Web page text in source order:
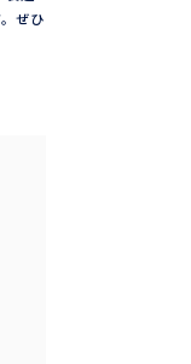
ぜひ